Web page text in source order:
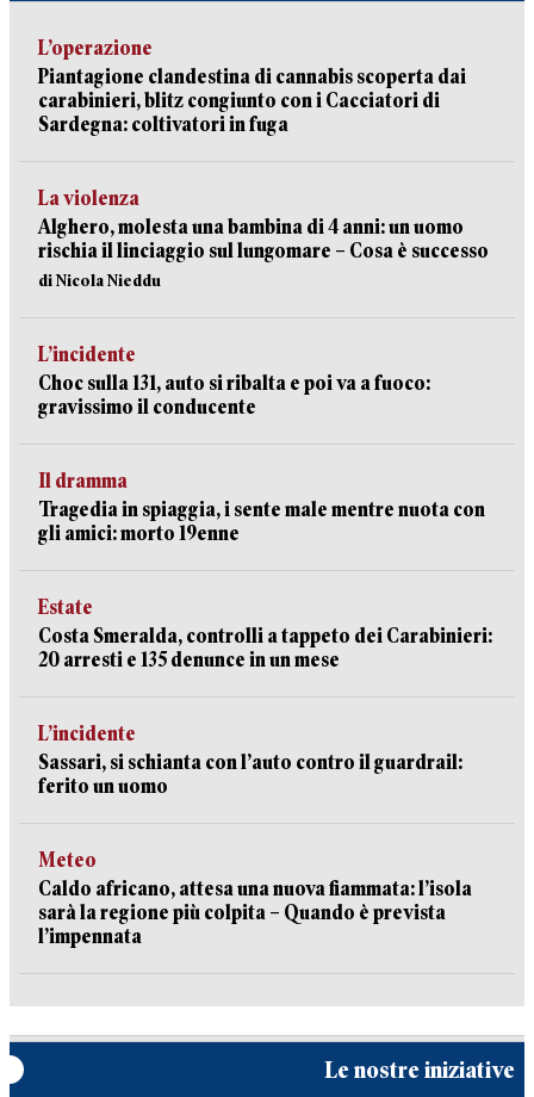
L’operazione
Piantagione clandestina di cannabis scoperta dai
carabinieri, blitz congiunto con i Cacciatori di
Sardegna: coltivatori in fuga
La violenza
Alghero, molesta una bambina di 4 anni: un uomo
rischia il linciaggio sul lungomare – Cosa è successo
di Nicola Nieddu
L’incidente
Choc sulla 131, auto si ribalta e poi va a fuoco:
gravissimo il conducente
Il dramma
Tragedia in spiaggia, i sente male mentre nuota con
gli amici: morto 19enne
Estate
Costa Smeralda, controlli a tappeto dei Carabinieri:
20 arresti e 135 denunce in un mese
L’incidente
Sassari, si schianta con l’auto contro il guardrail:
ferito un uomo
Meteo
Caldo africano, attesa una nuova fiammata: l’isola
sarà la regione più colpita – Quando è prevista
l’impennata
Le nostre iniziative